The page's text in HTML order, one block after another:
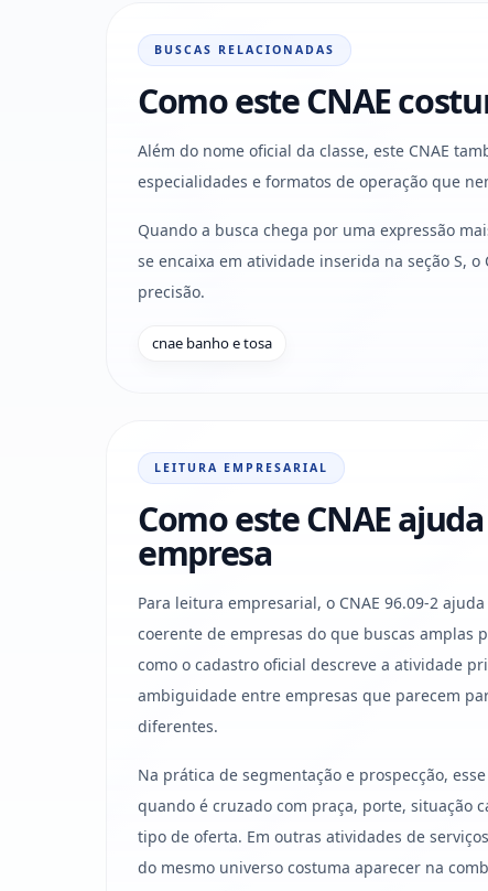
BUSCAS RELACIONADAS
Como este CNAE
Além do nome oficial da classe, este CNAE
especialidades e formatos de operação que
Quando a busca chega por uma expressão
se encaixa em atividade inserida na seção S,
precisão.
cnae banho e tosa
LEITURA EMPRESARIAL
Como este CNAE
empresa
Para leitura empresarial, o CNAE 96.09-2
coerente de empresas do que buscas amplas
como o cadastro oficial descreve a atividade
ambiguidade entre empresas que parecem
diferentes.
Na prática de segmentação e prospecção,
quando é cruzado com praça, porte, situação
tipo de oferta. Em outras atividades de
do mesmo universo costuma aparecer na